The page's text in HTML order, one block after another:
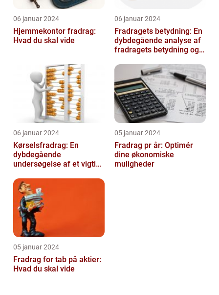
06 januar 2024
Hjemmekontor fradrag:
Hvad du skal vide
06 januar 2024
Fradragets betydning: En
dybdegående analyse af
fradragets betydning og
06 januar 2024
Kørselsfradrag: En
dybdegående
undersøgelse af et vigtigt
05 januar 2024
Fradrag pr år: Optimér
dine økonomiske
muligheder
05 januar 2024
Fradrag for tab på aktier:
Hvad du skal vide